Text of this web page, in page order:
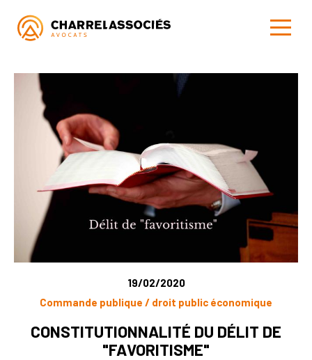
19/02/2020
Commande publique / droit public économique
CONSTITUTIONNALITÉ DU DÉLIT DE
"FAVORITISME"